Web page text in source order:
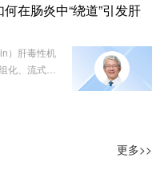
在肠炎中“绕道”引发肝
）肝毒性机
、流式细
。
更多>>